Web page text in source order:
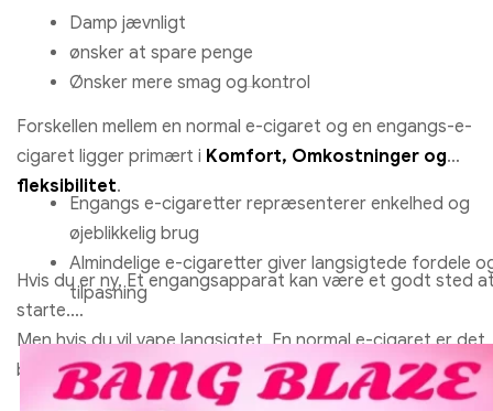
Damp jævnligt
ønsker at spare penge
Ønsker mere smag og kontrol
Forskellen mellem en normal e-cigaret og en engangs-e-
cigaret ligger primært i Komfort, Omkostninger og
fleksibilitet.
Engangs e-cigaretter repræsenterer enkelhed og
øjeblikkelig brug
Almindelige e-cigaretter giver langsigtede fordele
tilpasning
Hvis du er ny, Et engangsapparat kan være et godt sted
starte.
Men hvis du vil vape langsigtet, En normal e-cigaret er det
bedste valg.